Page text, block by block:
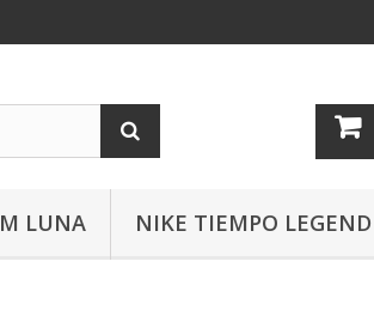
LUNA NIKE TIEMPO